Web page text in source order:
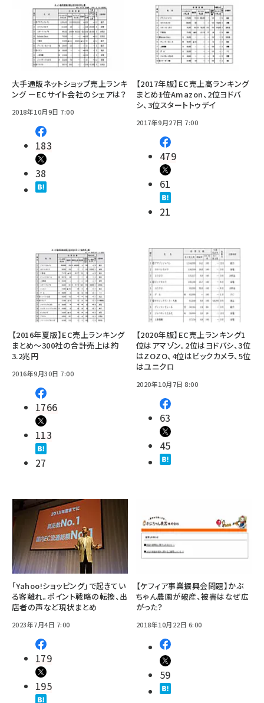
大手通販ネットショップ売上ランキ
ング ーECサイト会社のシェアは？
2018年10月9日 7:00
183
38
【2017年版】EC売上高ランキング
まとめ――1位Amazon、2位ヨドバ
シ、3位スタートトゥデイ
2017年9月27日 7:00
479
61
21
【2016年夏版】EC売上ランキング
まとめ～300社の合計売上は約
3.2兆円
2016年9月30日 7:00
1766
113
27
【2020年版】EC売上ランキング1
位はアマゾン。2位はヨドバシ、3位
はZOZO、4位はビックカメラ、5位
はユニクロ
2020年10月7日 8:00
63
45
「Yahoo!ショッピング」で起きてい
る客離れ。ポイント戦略の転換、出
店者の声など現状まとめ
2023年7月4日 7:00
179
195
【ケフィア事業振興会問題】かぶ
ちゃん農園が破産、被害はなぜ広
がった？
2018年10月22日 6:00
59